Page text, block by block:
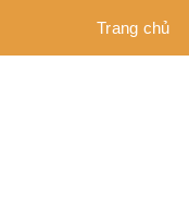
Trang chủ